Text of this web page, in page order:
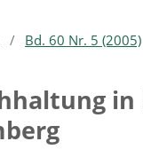
/ Bd. 60 Nr. 5 (2005)
in